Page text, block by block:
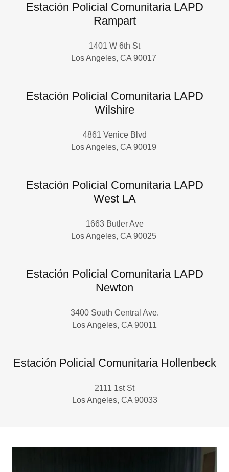
Estación Policial Comunitaria LAPD
Rampart
1401 W 6th St
Los Angeles, CA 90017
Estación Policial Comunitaria LAPD
Wilshire
4861 Venice Blvd
Los Angeles, CA 90019
Estación Policial Comunitaria LAPD
West LA
1663 Butler Ave
Los Angeles, CA 90025
Estación Policial Comunitaria LAPD
Newton
3400 South Central Ave.
Los Angeles, CA 90011
Estación Policial Comunitaria Hollenbeck
2111 1st St
Los Angeles, CA 90033